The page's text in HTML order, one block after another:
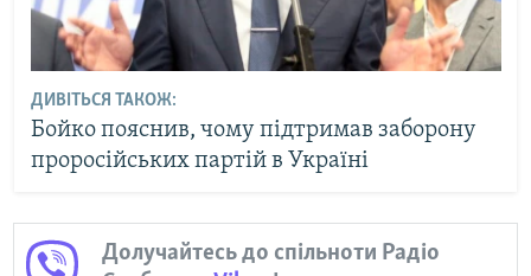
ДИВІТЬСЯ ТАКОЖ:
Бойко пояснив, чому підтримав заборону
проросійських партій в Україні
Долучайтесь до спільноти Радіо